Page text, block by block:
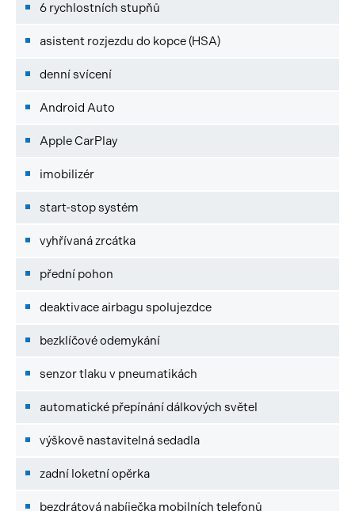
6 rychlostních stupňů
asistent rozjezdu do kopce (HSA)
denní svícení
Android Auto
Apple CarPlay
imobilizér
start-stop systém
vyhřívaná zrcátka
přední pohon
deaktivace airbagu spolujezdce
bezklíčové odemykání
senzor tlaku v pneumatikách
automatické přepínání dálkových světel
výškově nastavitelná sedadla
zadní loketní opěrka
bezdrátová nabíječka mobilních telefonů